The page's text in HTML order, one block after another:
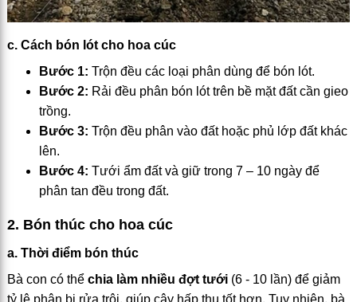
c. Cách bón lót cho hoa cúc
Bước 1: Trộn đều các loại phân dùng để bón lót.
Bước 2: Rải đều phân bón lót trên bề mặt đất cần gieo
trồng.
Bước 3: Trộn đều phân vào đất hoặc phủ lớp đất khác
lên.
Bước 4: Tưới ẩm đất và giữ trong 7 – 10 ngày để
phân tan đều trong đất.
2. Bón thúc cho hoa cúc
a. Thời điểm bón thúc
Bà con có thể chia làm nhiều đợt tưới(6 - 10 lần) để giảm